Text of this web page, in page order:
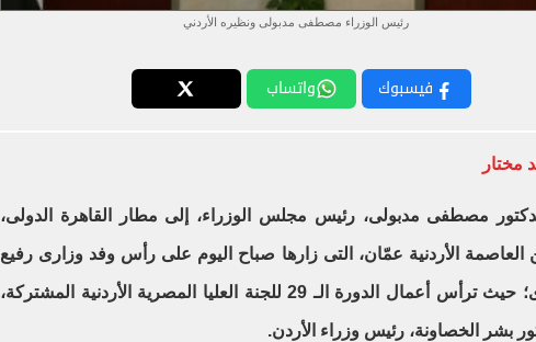
رئيس الوزراء مصطفى مدبولى ونظيره الأردني
فيسبوك واتساب
مختار
مصطفى مدبولى، رئيس مجلس الوزراء، إلى مطار القاهرة الدولى،
العاصمة الأردنية عمّان، التى زارها صباح اليوم على رأس وفد وزارى رفيع
المستوى؛ حيث ترأس أعمال الدورة الـ 29 للجنة العليا المصرية الأردنية المشتركة،
بشر الخصاونة، رئيس وزراء الأردن.